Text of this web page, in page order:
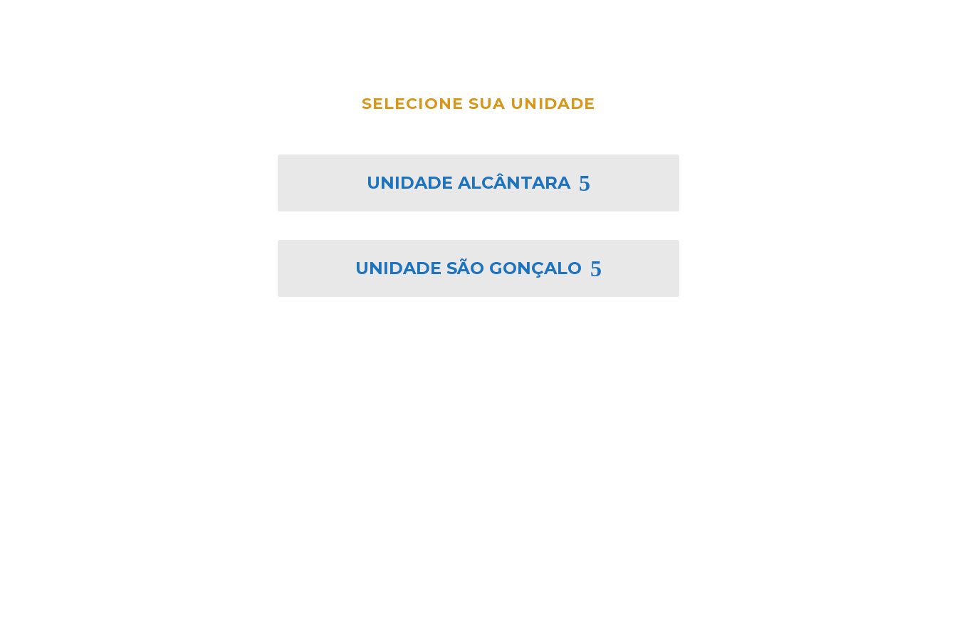
SELECIONE SUA UNIDADE
UNIDADE ALCÂNTARA 5
UNIDADE SÃO GONÇALO 5